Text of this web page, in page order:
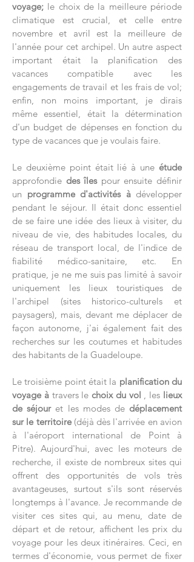
voyage; le choix de la meilleure période
climatique est crucial, et celle entre
novembre et avril est la meilleure de
l'année pour cet archipel. Un autre aspect
important était la planification des
vacances compatible avec les
engagements de travail et les frais de vol;
enfin, non moins important, je dirais
même essentiel, était la détermination
d'un budget de dépenses en fonction du
type de vacances que je voulais faire.
Le deuxième point était lié à une étude
approfondie des îlespour ensuite définir
un programme d'activités àdévelopper
pendant le séjour. Il était donc essentiel
de se faire une idée des lieux à visiter, du
niveau de vie, des habitudes locales, du
réseau de transport local, de l'indice de
fiabilité médico-sanitaire, etc. En
pratique, je ne me suis pas limité à savoir
uniquement les lieux touristiques de
l'archipel (sites historico-culturels et
paysagers), mais, devant me déplacer de
façon autonome, j'ai également fait des
recherches sur les coutumes et habitudes
des habitants de la Guadeloupe.
Le troisième point était la planification du
voyage àtravers le choix du vol , les lieux
de séjouret les modes de déplacement
sur le territoire(déjà dès l'arrivée en avion
à l'aéroport international de Point à
Pitre). Aujourd'hui, avec les moteurs de
recherche, il existe de nombreux sites qui
offrent des opportunités de vols très
avantageuses, surtout s'ils sont réservés
longtemps à l'avance. Je recommande de
visiter ces sites qui, au menu, date de
départ et de retour, affichent les prix du
voyage pour les deux itinéraires. Ceci, en
termes d'économie, vous permet de fixer